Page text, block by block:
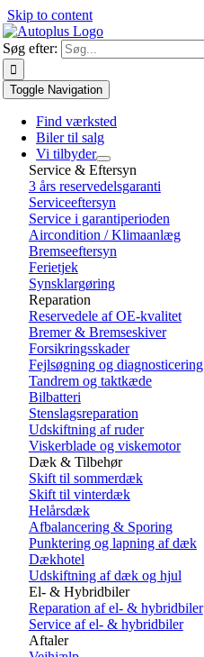
Skip to content
Søg efter:
Toggle Navigation
Find værksted
Biler til salg
Vi tilbyder
Service & Eftersyn
3 års reservedelsgaranti
Serviceeftersyn
Service i garantiperioden
Aircondition / Klimaanlæg
Bremseeftersyn
Ferietjek
Synsklargøring
Reparation
Reservedele af OE-kvalitet
Bremer & Bremseskiver
Forsikringsskader
Fejlsøgning og diagnosticering
Tandrem og taktkæde
Bilbatteri
Stenslagsreparation
Udskiftning af ruder
Viskerblade og viskemotor
Dæk & Tilbehør
Skift til sommerdæk
Skift til vinterdæk
Helårsdæk
Afbalancering & Sporing
Punktering og lapning af dæk
Dækhotel
Udskiftning af dæk og hjul
El- & Hybridbiler
Reparation af el- & hybridbiler
Service af el- & hybridbiler
Aftaler